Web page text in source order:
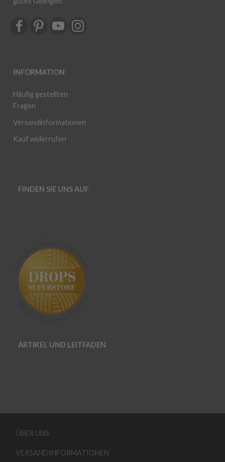
INFORMATION
Häufig gestellten
Fragen
Versandinformationen
Kauf widerrufen
FINDEN SIE UNS AUF
ARTIKEL UND LEITFADEN
ÜBER UNS
VERSANDINFORMATIONEN